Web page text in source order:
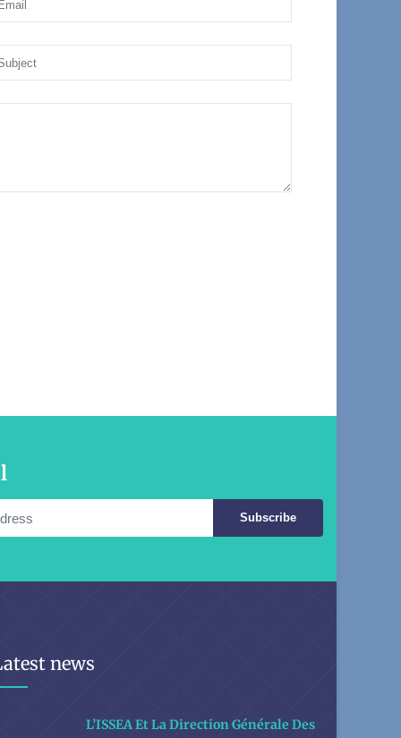
Subscribe
news
L’ISSEA Et La Direction Générale Des